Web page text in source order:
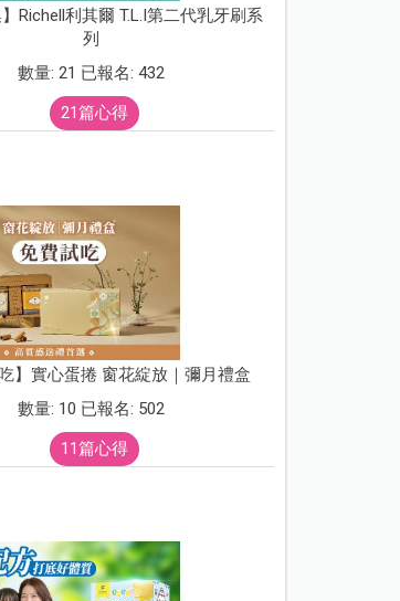
】Richell利其爾 T.L.I第二代乳牙刷系
列
數量: 21 已報名: 432
21篇心得
吃】實心蛋捲 窗花綻放｜彌月禮盒
數量: 10 已報名: 502
11篇心得